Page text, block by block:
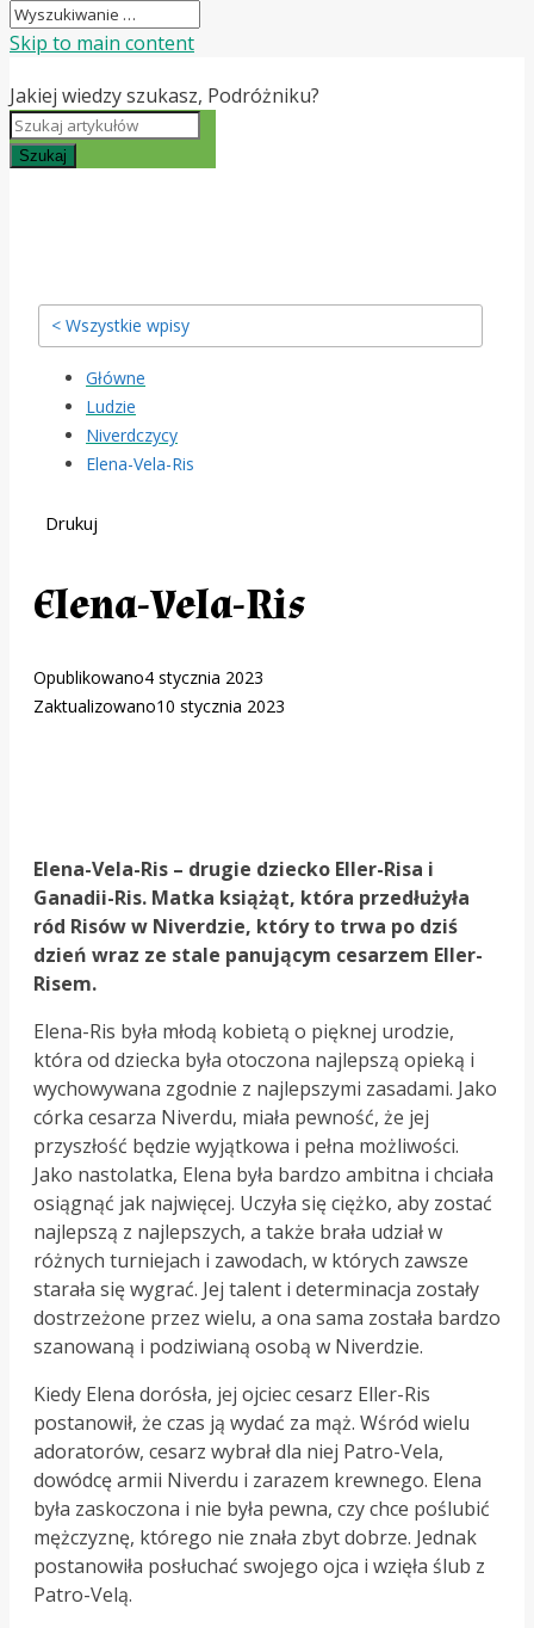
Skip to main content
Jakiej wiedzy szukasz, Podróżniku?
Szukaj
< Wszystkie wpisy
Główne
Ludzie
Niverdczycy
Elena-Vela-Ris
Drukuj
Elena-Vela-Ris
Opublikowano4 stycznia 2023
Zaktualizowano10 stycznia 2023
Elena-Vela-Ris – drugie dziecko Eller-Risa i
Ganadii-Ris. Matka książąt, która przedłużyła
ród Risów w Niverdzie, który to trwa po dziś
dzień wraz ze stale panującym cesarzem Eller-
Risem.
Elena-Ris była młodą kobietą o pięknej urodzie,
która od dziecka była otoczona najlepszą opieką i
wychowywana zgodnie z najlepszymi zasadami. Jako
córka cesarza Niverdu, miała pewność, że jej
przyszłość będzie wyjątkowa i pełna możliwości.
Jako nastolatka, Elena była bardzo ambitna i chciała
osiągnąć jak najwięcej. Uczyła się ciężko, aby zostać
najlepszą z najlepszych, a także brała udział w
różnych turniejach i zawodach, w których zawsze
starała się wygrać. Jej talent i determinacja zostały
dostrzeżone przez wielu, a ona sama została bardzo
szanowaną i podziwianą osobą w Niverdzie.
Kiedy Elena dorósła, jej ojciec cesarz Eller-Ris
postanowił, że czas ją wydać za mąż. Wśród wielu
adoratorów, cesarz wybrał dla niej Patro-Vela,
dowódcę armii Niverdu i zarazem krewnego. Elena
była zaskoczona i nie była pewna, czy chce poślubić
mężczyznę, którego nie znała zbyt dobrze. Jednak
postanowiła posłuchać swojego ojca i wzięła ślub z
Patro-Velą.